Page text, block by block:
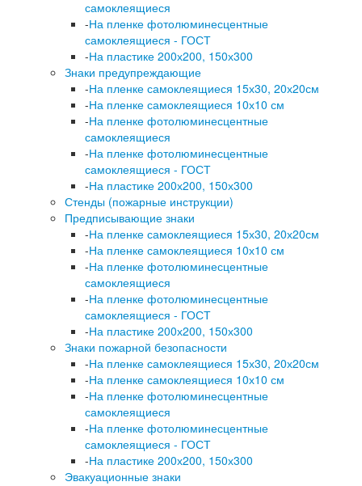
самоклеящиеся
-На пленке фотолюминесцентные
самоклеящиеся - ГОСТ
-На пластике 200х200, 150х300
Знаки предупреждающие
-На пленке самоклеящиеся 15х30, 20х20см
-На пленке самоклеящиеся 10х10 см
-На пленке фотолюминесцентные
самоклеящиеся
-На пленке фотолюминесцентные
самоклеящиеся - ГОСТ
-На пластике 200х200, 150х300
Стенды (пожарные инструкции)
Предписывающие знаки
-На пленке самоклеящиеся 15х30, 20х20см
-На пленке самоклеящиеся 10х10 см
-На пленке фотолюминесцентные
самоклеящиеся
-На пленке фотолюминесцентные
самоклеящиеся - ГОСТ
-На пластике 200х200, 150х300
Знаки пожарной безопасности
-На пленке самоклеящиеся 15х30, 20х20см
-На пленке самоклеящиеся 10х10 см
-На пленке фотолюминесцентные
самоклеящиеся
-На пленке фотолюминесцентные
самоклеящиеся - ГОСТ
-На пластике 200х200, 150х300
Эвакуационные знаки